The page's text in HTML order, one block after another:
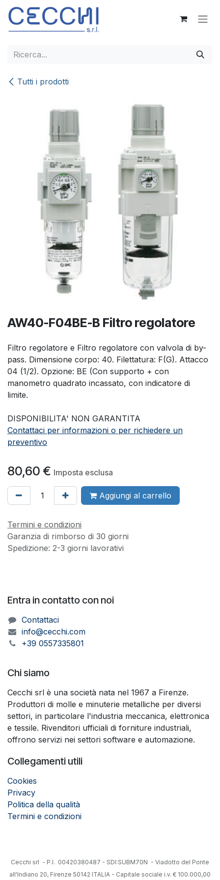
Passa al contenuto
Tutti i prodotti
AW40-F04BE-B Filtro regolatore
Filtro regolatore e Filtro regolatore con valvola di by-
pass. Dimensione corpo: 40. Filettatura: F(G). Attacco
04 (1/2). Opzione: BE (Con supporto + con
manometro quadrato incassato, con indicatore di
limite.
DISPONIBILITA' NON GARANTITA
Contattaci per informazioni o per richiedere un
preventivo
80,60 € Imposta esclusa
Aggiungi al carrello
Termini e condizioni
Garanzia di rimborso di 30 giorni
Spedizione: 2-3 giorni lavorativi
Entra in contatto con noi
Contattaci
info@cecchi.com
+39 0557335801
Chi siamo
Cecchi srl è una società nata nel 1967 a Firenze.
Produttori di molle e minuterie metalliche per diversi
settori, in particolare l'industria meccanica, elettronica
e tessile. Rivenditori ufficiali di forniture industriali,
offrono servizi nei settori software e automazione.
Collegamenti utili
Cookies
Privacy
Politica della qualità
Termini e condizioni
Cecchi srl - P.I. 00420380487 - SDI:SUBM70N - Viadotto del Ponte
all'Indiano 20, Firenze 50142 ITALIA - Capitale sociale i.v. € 100.000,00